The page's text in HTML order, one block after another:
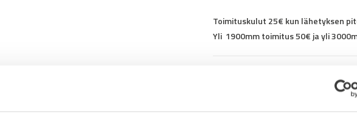
Toimituskulut 25€ kun lähetyksen
Yli 1900mm toimitus 50€ ja yli